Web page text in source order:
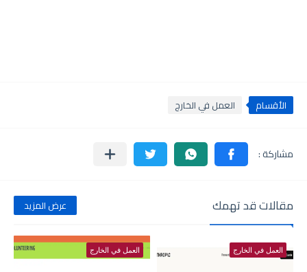
الأقسام العمل في الخارج
مقالات قد تهمك عرض المزيد
العمل في الخارج العمل في الخارج